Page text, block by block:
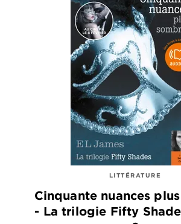
LITTÉRATURE
Cinquante nuances
- La trilogie Fifty